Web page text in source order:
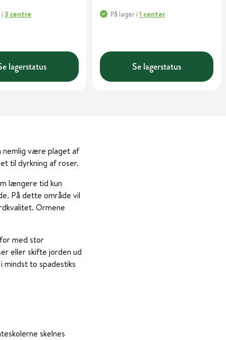
i 3 centre
lagerstatus
På lageri 1 center
Se lagerstatus
nemlig være plaget af
til dyrkning af roser.
længere tid kun
På dette område vil
Ormene
med stor
eller skifte jorden ud
to spadestiks
skelnes